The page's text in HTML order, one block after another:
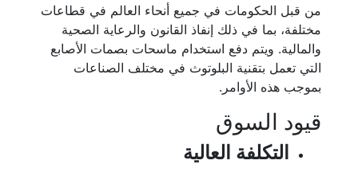
من قبل الحكومات في جميع أنحاء العالم في قطاعات
مختلفة، بما في ذلك إنفاذ القانون والرعاية الصحية
والمالية. ويتم دفع استخدام ماسحات بصمات الأصابع
التي تعمل بتقنية البلوتوث في مختلف الصناعات
بموجب هذه الأوامر.
قيود السوق
التكلفة العالية